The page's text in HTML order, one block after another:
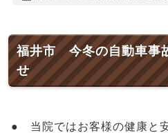
福井市 今冬の自動車事
せ
● 当院ではお客様の健康と